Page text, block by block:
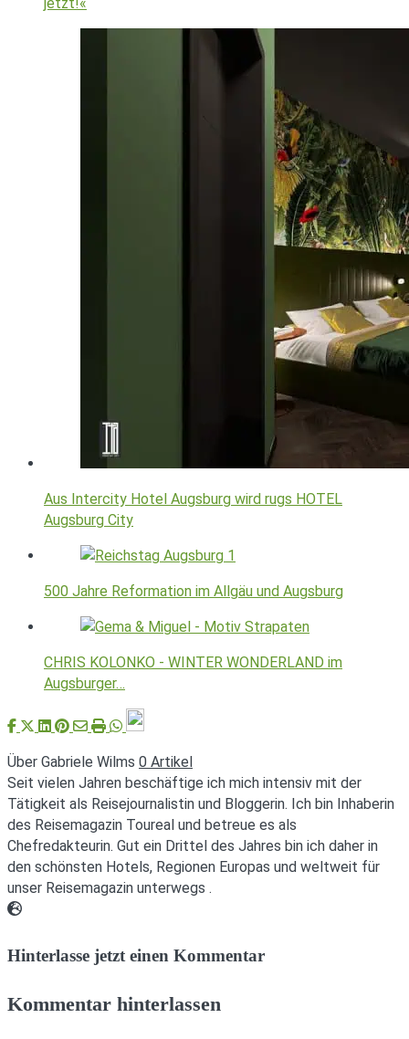
jetzt!«
Aus Intercity Hotel Augsburg wird rugs HOTEL
Augsburg City
500 Jahre Reformation im Allgäu und Augsburg
CHRIS KOLONKO - WINTER WONDERLAND im
Augsburger…
Über Gabriele Wilms 0 Artikel
Seit vielen Jahren beschäftige ich mich intensiv mit der
Tätigkeit als Reisejournalistin und Bloggerin. Ich bin Inhaberin
des Reisemagazin Toureal und betreue es als
Chefredakteurin. Gut ein Drittel des Jahres bin ich daher in
den schönsten Hotels, Regionen Europas und weltweit für
unser Reisemagazin unterwegs .
Webseite
Hinterlasse jetzt einen Kommentar
Kommentar hinterlassen